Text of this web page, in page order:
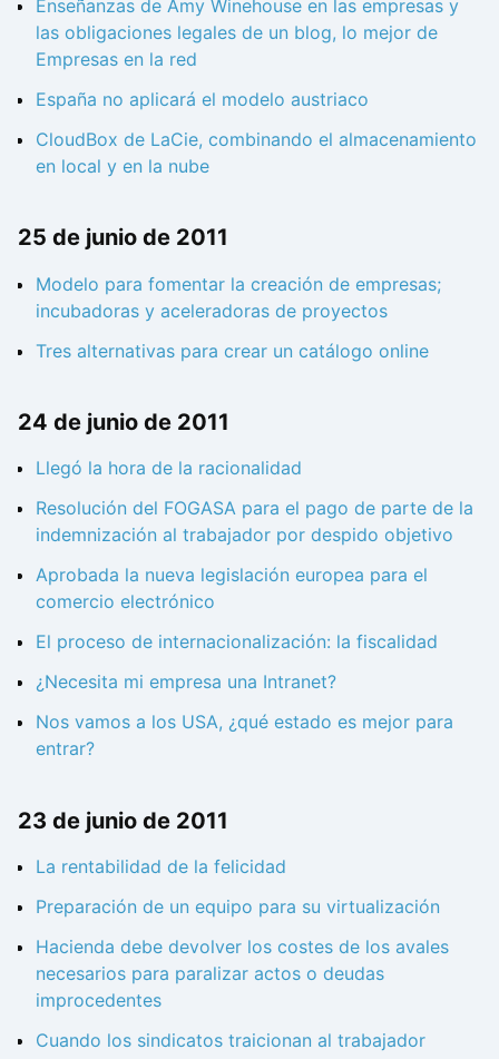
Enseñanzas de Amy Winehouse en las empresas y
las obligaciones legales de un blog, lo mejor de
Empresas en la red
España no aplicará el modelo austriaco
CloudBox de LaCie, combinando el almacenamiento
en local y en la nube
25 de junio de 2011
Modelo para fomentar la creación de empresas;
incubadoras y aceleradoras de proyectos
Tres alternativas para crear un catálogo online
24 de junio de 2011
Llegó la hora de la racionalidad
Resolución del FOGASA para el pago de parte de la
indemnización al trabajador por despido objetivo
Aprobada la nueva legislación europea para el
comercio electrónico
El proceso de internacionalización: la fiscalidad
¿Necesita mi empresa una Intranet?
Nos vamos a los USA, ¿qué estado es mejor para
entrar?
23 de junio de 2011
La rentabilidad de la felicidad
Preparación de un equipo para su virtualización
Hacienda debe devolver los costes de los avales
necesarios para paralizar actos o deudas
improcedentes
Cuando los sindicatos traicionan al trabajador